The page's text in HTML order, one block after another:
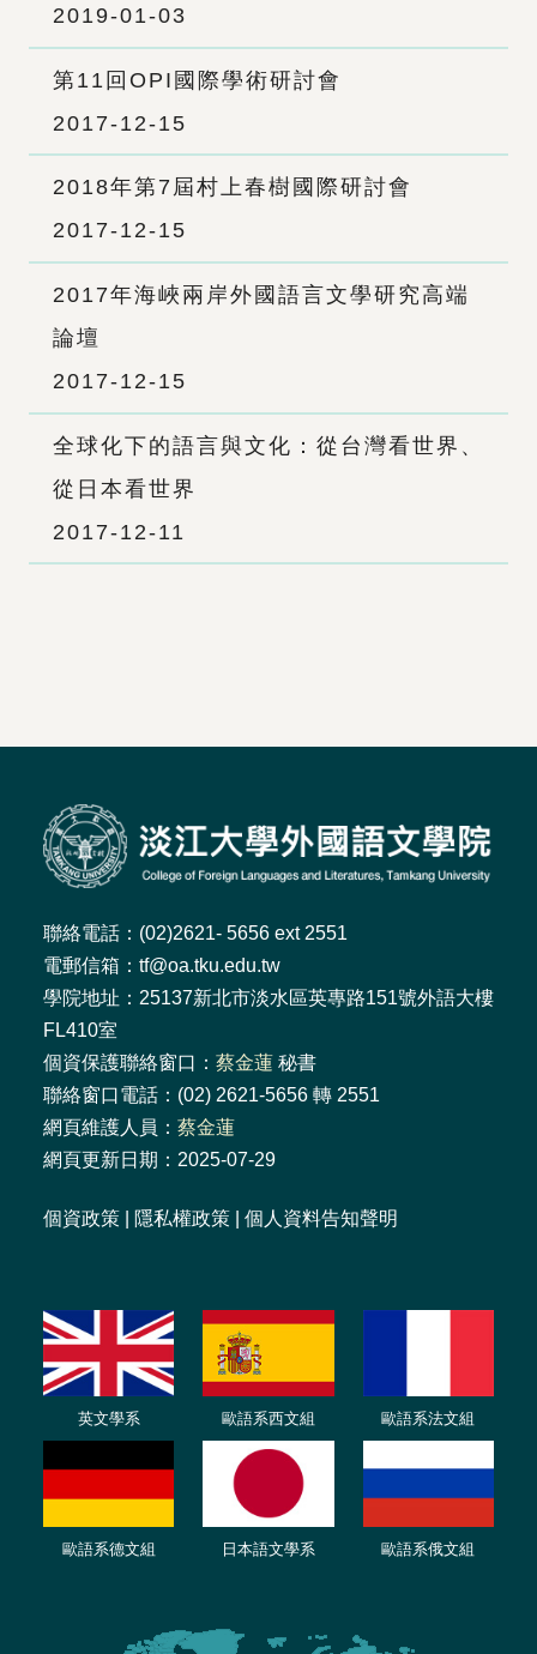
2019-01-03
第11回OPI國際學術研討會
2017-12-15
2018年第7屆村上春樹國際研討會
2017-12-15
2017年海峽兩岸外國語言文學研究高端
論壇
2017-12-15
全球化下的語言與文化：從台灣看世界、
從日本看世界
2017-12-11
聯絡電話：(02)2621- 5656 ext 2551
電郵信箱：tf@oa.tku.edu.tw
學院地址：25137新北市淡水區英專路151號外語大樓
FL410室
個資保護聯絡窗口： 蔡金蓮 秘書
聯絡窗口電話：(02) 2621-5656 轉 2551
網頁維護人員： 蔡金蓮
網頁更新日期：2025-07-29
個資政策 隱私權政策 個人資料告知聲明
英文學系 歐語系西文組 歐語系法文組
歐語系德文組 日本語文學系 歐語系俄文組